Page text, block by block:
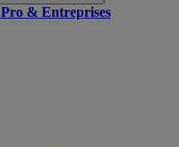
Pro & Entreprises